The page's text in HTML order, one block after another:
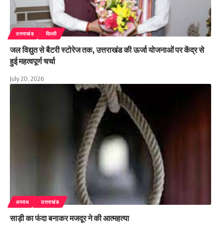
उत्तराखंड दिल्ली
जल विद्युत से बैटरी स्टोरेज तक, उत्तराखंड की ऊर्जा योजनाओं पर केंद्र से
हुई महत्वपूर्ण चर्चा
July 20, 2026
अपराध उत्तराखंड
साड़ी का फंदा बनाकर मजदूर ने की आत्महत्या